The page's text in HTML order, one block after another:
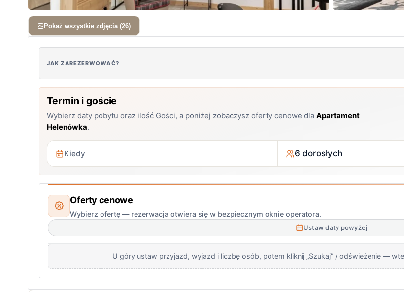
Pokaż wszystkie zdjęcia (26)
JAK ZAREZERWOWAĆ?
Termin i goście
Wybierz daty pobytu oraz ilość Gości, a poniżej zobaczysz oferty cenowe dlaApartament
Helenówka.
6 dorosłych
Oferty cenowe
Wybierz ofertę — rezerwacja otwiera się w bezpiecznym oknie operatora.
Ustaw daty powyżej
U góry ustaw przyjazd, wyjazd i liczbę osób, potem kliknij „Szukaj” / odświeżenie —